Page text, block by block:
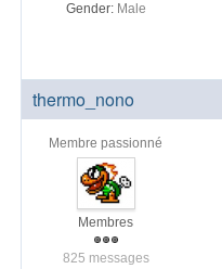
Gender: Male
thermo_nono
Membre passionné
Membres
825 messages